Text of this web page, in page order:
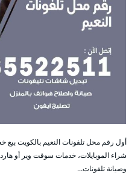
أول رقم محل تلفونات النعيم بالكويت بيع
شراء الموبايلات، خدمات سوفت وير أو
وصيانة تلفونات…